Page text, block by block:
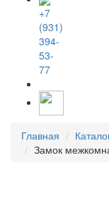
+7
(931)
394-
53-
77
Главная
Замок